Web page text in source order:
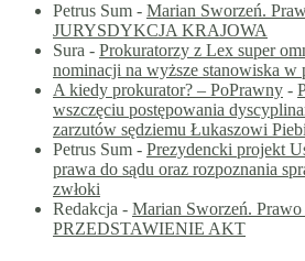
Petrus Sum - Marian Sworzeń.
JURYSDYKCJA KRAJOWA
Sura - Prokuratorzy z Lex super
nominacji na wyższe stanowiska w
A kiedy prokurator? – PoPrawny -
wszczęciu postępowania
zarzutów sędziemu Łukaszowi
Petrus Sum - Prezydencki projekt
prawa do sądu oraz rozpoznania
zwłoki
Redakcja - Marian Sworzeń.
PRZEDSTAWIENIE AKT